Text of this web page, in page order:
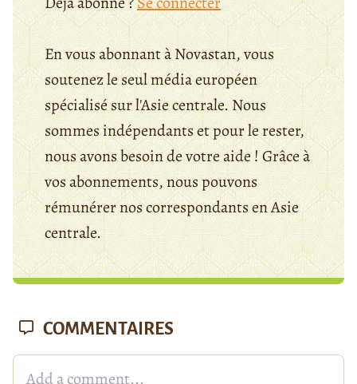
En vous abonnant à Novastan, vous
soutenez le seul média européen
spécialisé sur l'Asie centrale. Nous
sommes indépendants et pour le rester,
nous avons besoin de votre aide ! Grâce à
vos abonnements, nous pouvons
rémunérer nos correspondants en Asie
centrale.
COMMENTAIRES